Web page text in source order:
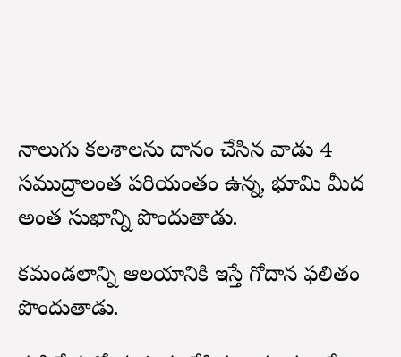
నాలుగు కలశాలను దానం చేసిన వాడు 4
సముద్రాలంత పరియంతం ఉన్న, భూమి మీద
అంత సుఖాన్ని పొందుతాడు.
కమండలాన్ని ఆలయానికి ఇస్తే గోదాన ఫలితం
పొందుతాడు.